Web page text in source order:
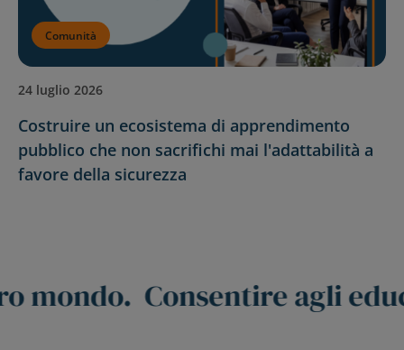
Comunità
24 luglio 2026
Costruire un ecosistema di apprendimento
pubblico che non sacrifichi mai l'adattabilità a
favore della sicurezza
mondo. Consentire agli